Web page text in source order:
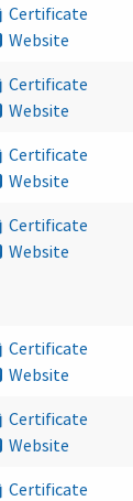
Certificate
Website
Certificate
Website
Certificate
Website
Certificate
Website
Certificate
Website
Certificate
Website
Certificate